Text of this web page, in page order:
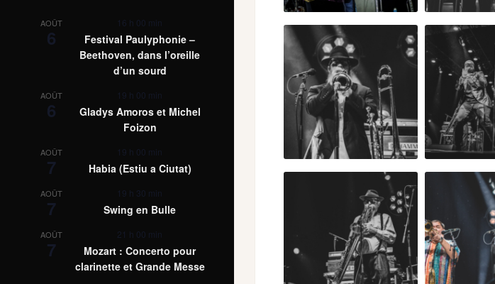
AOÛT
6
16 h 00 min
Festival Paulyphonie –
Beethoven, dans l’oreille
d’un sourd
AOÛT
6
19 h 00 min
Gladys Amoros et Michel
Foizon
AOÛT
7
19 h 00 min
Habia (Estiu a Ciutat)
AOÛT
7
19 h 30 min
Swing en Bulle
AOÛT
7
21 h 00 min
Mozart : Concerto pour
clarinette et Grande Messe